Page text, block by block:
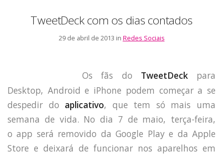
TweetDeck com os dias contados
29 de abril de 2013 in Redes Sociais
Os fãs do TweetDeckpara
Desktop, Android e iPhone podem começar a se
despedir do aplicativo, que tem só mais uma
semana de vida. No dia 7 de maio, terça-feira,
o app será removido da Google Play e da Apple
Store e deixará de funcionar nos aparelhos em